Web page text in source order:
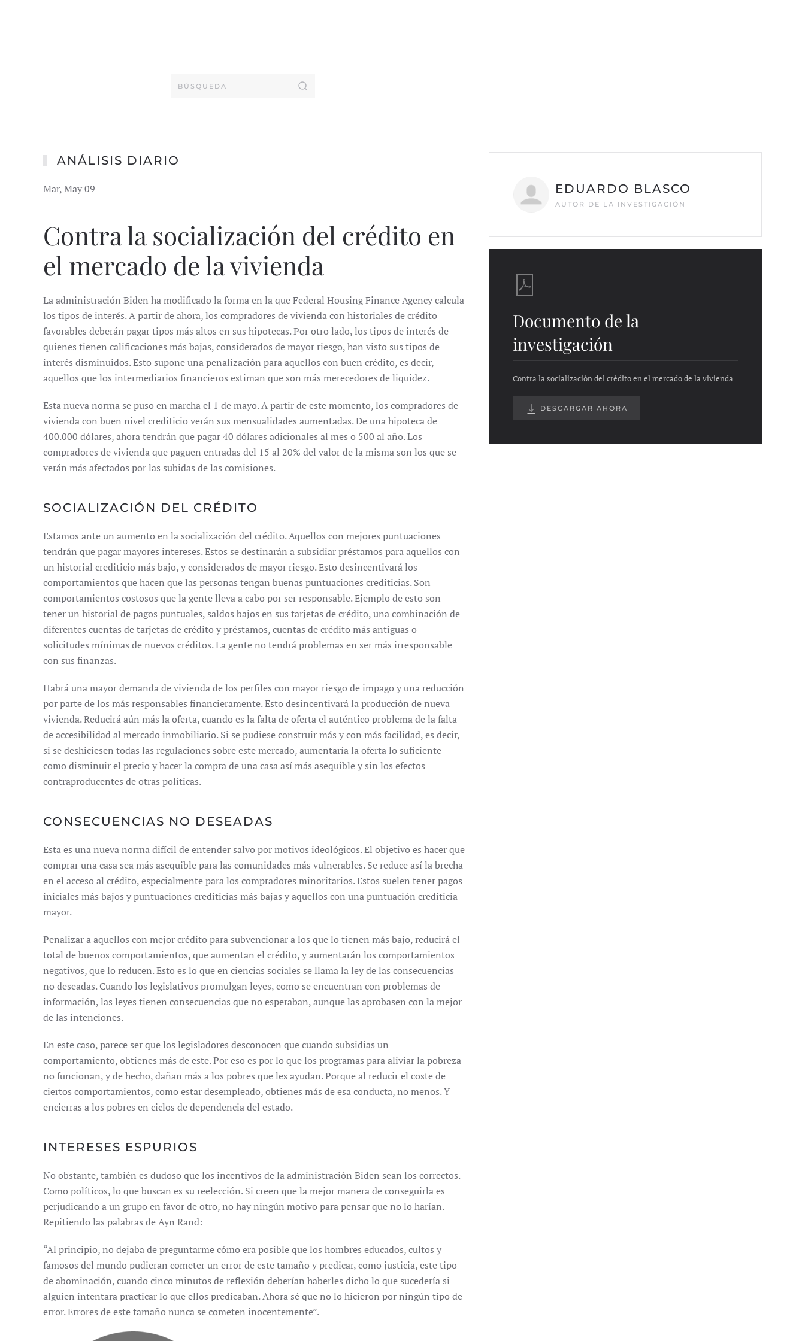
ANÁLISIS DIARIO
Mar, May 09
Contra la socialización del crédito en
el mercado de la vivienda
La administración Biden ha modificado la forma en la que Federal Housing Finance Agency calcula
los tipos de interés. A partir de ahora, los compradores de vivienda con historiales de crédito
favorables deberán pagar tipos más altos en sus hipotecas. Por otro lado, los tipos de interés de
quienes tienen calificaciones más bajas, considerados de mayor riesgo, han visto sus tipos de
interés disminuidos. Esto supone una penalización para aquellos con buen crédito, es decir,
aquellos que los intermediarios financieros estiman que son más merecedores de liquidez.
Esta nueva norma se puso en marcha el 1 de mayo. A partir de este momento, los compradores de
vivienda con buen nivel crediticio verán sus mensualidades aumentadas. De una hipoteca de
400.000 dólares, ahora tendrán que pagar 40 dólares adicionales al mes o 500 al año. Los
compradores de vivienda que paguen entradas del 15 al 20% del valor de la misma son los que se
verán más afectados por las subidas de las comisiones.
SOCIALIZACIÓN DEL CRÉDITO
Estamos ante un aumento en la socialización del crédito. Aquellos con mejores puntuaciones
tendrán que pagar mayores intereses. Estos se destinarán a subsidiar préstamos para aquellos con
un historial crediticio más bajo, y considerados de mayor riesgo. Esto desincentivará los
comportamientos que hacen que las personas tengan buenas puntuaciones crediticias. Son
comportamientos costosos que la gente lleva a cabo por ser responsable. Ejemplo de esto son
tener un historial de pagos puntuales, saldos bajos en sus tarjetas de crédito, una combinación de
diferentes cuentas de tarjetas de crédito y préstamos, cuentas de crédito más antiguas o
solicitudes mínimas de nuevos créditos. La gente no tendrá problemas en ser más irresponsable
con sus finanzas.
Habrá una mayor demanda de vivienda de los perfiles con mayor riesgo de impago y una reducción
por parte de los más responsables financieramente. Esto desincentivará la producción de nueva
vivienda. Reducirá aún más la oferta, cuando es la falta de oferta el auténtico problema de la falta
de accesibilidad al mercado inmobiliario. Si se pudiese construir más y con más facilidad, es decir,
si se deshiciesen todas las regulaciones sobre este mercado, aumentaría la oferta lo suficiente
como disminuir el precio y hacer la compra de una casa así más asequible y sin los efectos
contraproducentes de otras políticas.
CONSECUENCIAS NO DESEADAS
Esta es una nueva norma difícil de entender salvo por motivos ideológicos. El objetivo es hacer que
comprar una casa sea más asequible para las comunidades más vulnerables. Se reduce así la brecha
en el acceso al crédito, especialmente para los compradores minoritarios. Estos suelen tener pagos
iniciales más bajos y puntuaciones crediticias más bajas y aquellos con una puntuación crediticia
mayor.
Penalizar a aquellos con mejor crédito para subvencionar a los que lo tienen más bajo, reducirá el
total de buenos comportamientos, que aumentan el crédito, y aumentarán los comportamientos
negativos, que lo reducen. Esto es lo que en ciencias sociales se llama la ley de las consecuencias
no deseadas. Cuando los legislativos promulgan leyes, como se encuentran con problemas de
información, las leyes tienen consecuencias que no esperaban, aunque las aprobasen con la mejor
de las intenciones.
En este caso, parece ser que los legisladores desconocen que cuando subsidias un
comportamiento, obtienes más de este. Por eso es por lo que los programas para aliviar la pobreza
no funcionan, y de hecho, dañan más a los pobres que les ayudan. Porque al reducir el coste de
ciertos comportamientos, como estar desempleado, obtienes más de esa conducta, no menos. Y
encierras a los pobres en ciclos de dependencia del estado.
INTERESES ESPURIOS
No obstante, también es dudoso que los incentivos de la administración Biden sean los correctos.
Como políticos, lo que buscan es su reelección. Si creen que la mejor manera de conseguirla es
perjudicando a un grupo en favor de otro, no hay ningún motivo para pensar que no lo harían.
Repitiendo las palabras de Ayn Rand:
“Al principio, no dejaba de preguntarme cómo era posible que los hombres educados, cultos y
famosos del mundo pudieran cometer un error de este tamaño y predicar, como justicia, este tipo
de abominación, cuando cinco minutos de reflexión deberían haberles dicho lo que sucedería si
alguien intentara practicar lo que ellos predicaban. Ahora sé que no lo hicieron por ningún tipo de
error. Errores de este tamaño nunca se cometen inocentemente”.
EDUARDO BLASCO
AUTOR DE LA INVESTIGACIÓN
Documento de la
investigación
Contra la socialización del crédito en el mercado de la vivienda
DESCARGAR AHORA